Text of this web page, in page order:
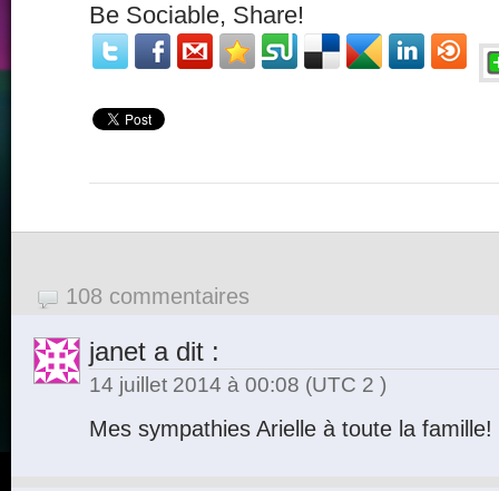
Be Sociable, Share!
108 commentaires
janet a dit :
14 juillet 2014 à 00:08 (UTC 2 )
Mes sympathies Arielle à toute la famille!